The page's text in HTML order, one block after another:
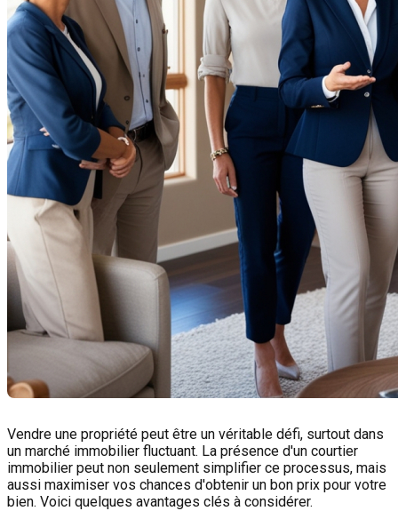
Vendre une propriété peut être un véritable défi, surtout dans
un marché immobilier fluctuant. La présence d'un courtier
immobilier peut non seulement simplifier ce processus, mais
aussi maximiser vos chances d'obtenir un bon prix pour votre
bien. Voici quelques avantages clés à considérer.